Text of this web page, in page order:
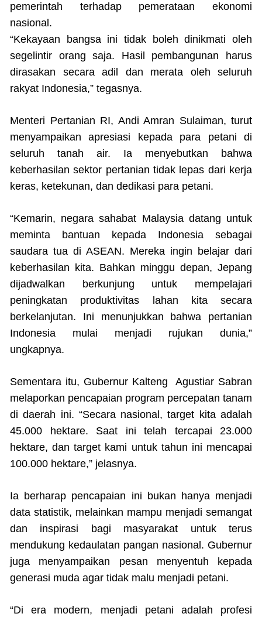
pemerintah terhadap pemerataan ekonomi
nasional.
“Kekayaan bangsa ini tidak boleh dinikmati oleh
segelintir orang saja. Hasil pembangunan harus
dirasakan secara adil dan merata oleh seluruh
rakyat Indonesia,” tegasnya.
Menteri Pertanian RI, Andi Amran Sulaiman, turut
menyampaikan apresiasi kepada para petani di
seluruh tanah air. Ia menyebutkan bahwa
keberhasilan sektor pertanian tidak lepas dari kerja
keras, ketekunan, dan dedikasi para petani.
“Kemarin, negara sahabat Malaysia datang untuk
meminta bantuan kepada Indonesia sebagai
saudara tua di ASEAN. Mereka ingin belajar dari
keberhasilan kita. Bahkan minggu depan, Jepang
dijadwalkan berkunjung untuk mempelajari
peningkatan produktivitas lahan kita secara
berkelanjutan. Ini menunjukkan bahwa pertanian
Indonesia mulai menjadi rujukan dunia,”
ungkapnya.
Sementara itu, Gubernur Kalteng Agustiar Sabran
melaporkan pencapaian program percepatan tanam
di daerah ini. “Secara nasional, target kita adalah
45.000 hektare. Saat ini telah tercapai 23.000
hektare, dan target kami untuk tahun ini mencapai
100.000 hektare,” jelasnya.
Ia berharap pencapaian ini bukan hanya menjadi
data statistik, melainkan mampu menjadi semangat
dan inspirasi bagi masyarakat untuk terus
mendukung kedaulatan pangan nasional. Gubernur
juga menyampaikan pesan menyentuh kepada
generasi muda agar tidak malu menjadi petani.
“Di era modern, menjadi petani adalah profesi